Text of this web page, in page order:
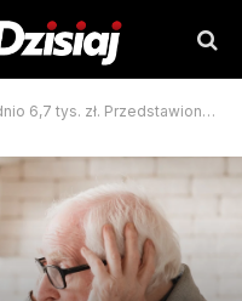
wyliczenia na 2026 r. – Biznes Wprost